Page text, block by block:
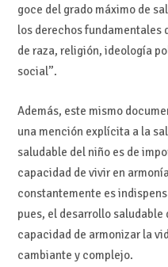
goce del grado máximo de
los derechos fundamentales
de raza, religión, ideología
social”.
Además, este mismo
una mención explícita a la
saludable del niño es de
capacidad de vivir en
constantemente es
pues, el desarrollo saludable
capacidad de armonizar la
cambiante y complejo.